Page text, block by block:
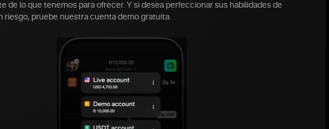
de lo que tenemos para ofrecer. Y si desea perfeccionar sus habilidades de
riesgo, pruebe nuestra cuenta demo gratuita.